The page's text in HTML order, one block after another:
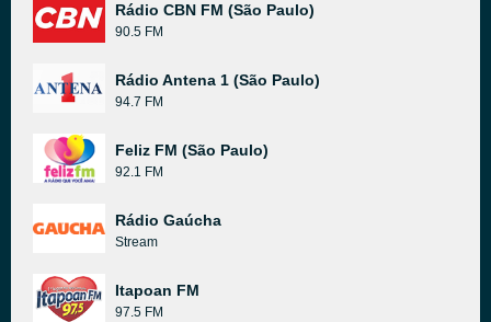
Rádio CBN FM (São Paulo)
90.5 FM
Rádio Antena 1 (São Paulo)
94.7 FM
Feliz FM (São Paulo)
92.1 FM
Rádio Gaúcha
Stream
Itapoan FM
97.5 FM